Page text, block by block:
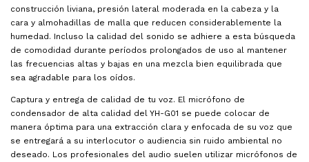
construcción liviana, presión lateral moderada en la cabeza y la
cara y almohadillas de malla que reducen considerablemente la
humedad. Incluso la calidad del sonido se adhiere a esta búsqueda
de comodidad durante períodos prolongados de uso al mantener
las frecuencias altas y bajas en una mezcla bien equilibrada que
sea agradable para los oídos.
Captura y entrega de calidad de tu voz. El micrófono de
condensador de alta calidad del YH-G01 se puede colocar de
manera óptima para una extracción clara y enfocada de su voz que
se entregará a su interlocutor o audiencia sin ruido ambiental no
deseado. Los profesionales del audio suelen utilizar micrófonos de